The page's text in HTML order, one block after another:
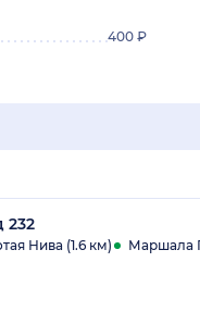
400 ₽
232
Нива (1.6 км) Маршала